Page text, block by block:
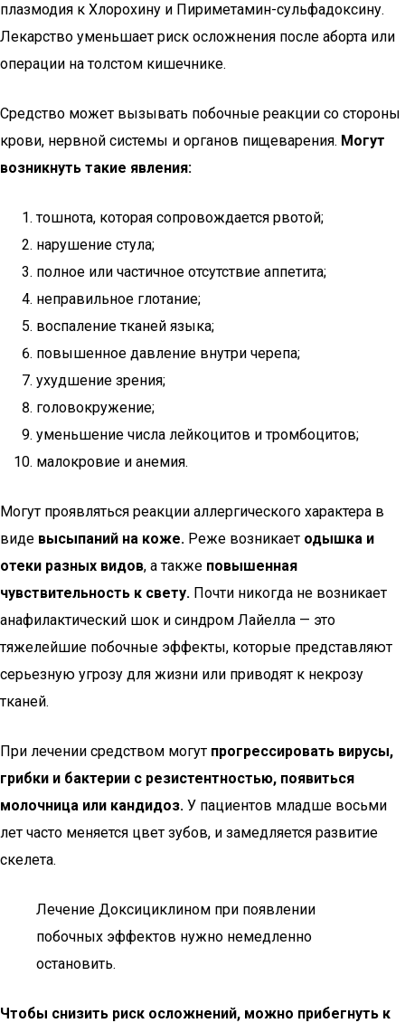
плазмодия к Хлорохину и Пириметамин-сульфадоксину.
Лекарство уменьшает риск осложнения после аборта или
операции на толстом кишечнике.
Средство может вызывать побочные реакции со стороны
крови, нервной системы и органов пищеварения. Могут
возникнуть такие явления:
тошнота, которая сопровождается рвотой;
нарушение стула;
полное или частичное отсутствие аппетита;
неправильное глотание;
воспаление тканей языка;
повышенное давление внутри черепа;
ухудшение зрения;
головокружение;
уменьшение числа лейкоцитов и тромбоцитов;
малокровие и анемия.
Могут проявляться реакции аллергического характера в
виде высыпаний на коже. Реже возникает одышка и
отеки разных видов, а также повышенная
чувствительность к свету. Почти никогда не возникает
анафилактический шок и синдром Лайелла — это
тяжелейшие побочные эффекты, которые представляют
серьезную угрозу для жизни или приводят к некрозу
тканей.
При лечении средством могут прогрессировать вирусы,
грибки и бактерии с резистентностью, появиться
молочница или кандидоз. У пациентов младше восьми
лет часто меняется цвет зубов, и замедляется развитие
скелета.
Лечение Доксициклином при появлении
побочных эффектов нужно немедленно
остановить.
Чтобы снизить риск осложнений, можно прибегнуть к